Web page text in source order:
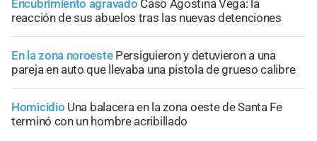
Encubrimiento agravado Caso Agostina Vega: la
reacción de sus abuelos tras las nuevas detenciones
En la zona noroeste Persiguieron y detuvieron a una
pareja en auto que llevaba una pistola de grueso calibre
Homicidio Una balacera en la zona oeste de Santa Fe
terminó con un hombre acribillado